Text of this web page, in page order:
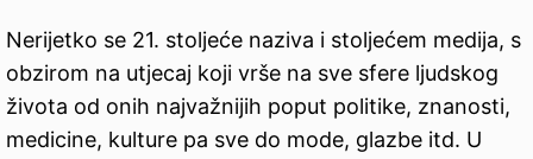
Nerijetko se 21. stoljeće naziva i stoljećem medija, s
obzirom na utjecaj koji vrše na sve sfere ljudskog
života od onih najvažnijih poput politike, znanosti,
medicine, kulture pa sve do mode, glazbe itd. U